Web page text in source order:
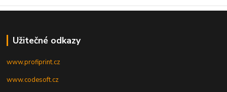
Užitečné odkazy
www.profiprint.cz
www.codesoft.cz